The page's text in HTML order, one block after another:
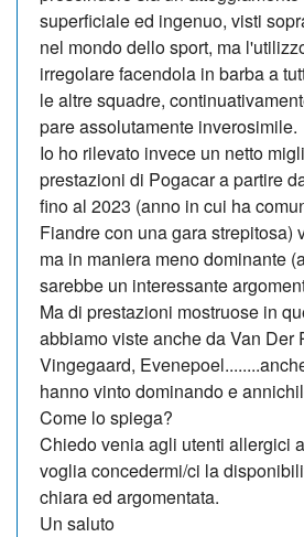
superficiale ed ingenuo, visti
nel mondo dello sport, ma
irregolare facendola in barba a
le altre squadre,
pare assolutamente inverosimile.
Io ho rilevato invece un netto
prestazioni di Pogacar a partire
fino al 2023 (anno in cui ha
Fiandre con una gara strepitosa)
ma in maniera meno dominante
sarebbe un interessante
Ma di prestazioni mostruose in
abbiamo viste anche da Van Der
Vingegaard,
hanno vinto dominando e
Come lo spiega?
Chiedo venia agli utenti allergici
voglia concedermi/ci la
chiara ed argomentata.
Un saluto